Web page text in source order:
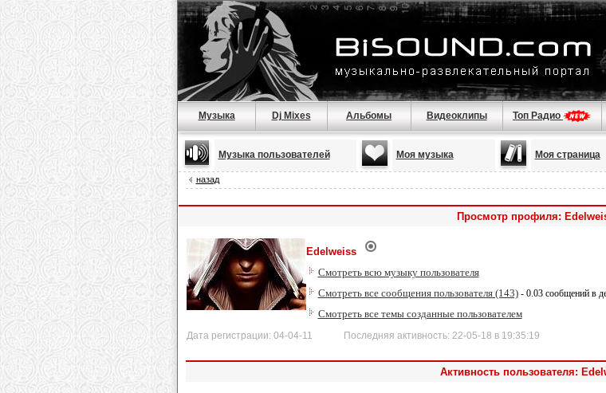
Музыка Dj Mixes Альбомы Видеоклипы Топ Радио
Музыка пользователей Моя музыка Моя страница
назад
Просмотр профиля:
Edelweiss
Смотреть всю музыку пользователя
Смотреть все сообщения пользователя (143)- 0.03 сообщений в
Смотреть все темы созданные пользователем
Дата регистрации: 04-04-11 Последняя активность: 22-05-18 в 19:35:19
Активность пользователя: